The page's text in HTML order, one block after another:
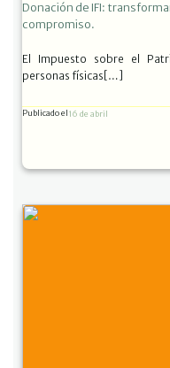
Donación de IFI:
compromiso.
El Impuesto sobre el
personas físicas[…]
Publicado el16 de abril